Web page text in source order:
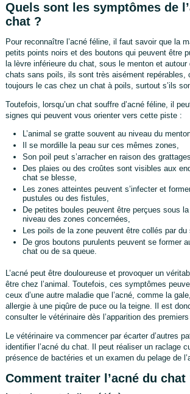
Quels sont les symptômes de
chat ?
Pour reconnaître l’acné féline, il faut savoir que la
petits points noirs et des boutons qui peuvent être
la lèvre inférieure du chat, sous le menton et
chats sans poils, ils sont très aisément repérables,
toujours le cas chez un chat à poils, surtout s’ils
Toutefois, lorsqu’un chat souffre d’acné féline, il
signes qui peuvent vous orienter vers cette piste :
L’animal se gratte souvent au niveau du
Il se mordille la peau sur ces mêmes zones,
Son poil peut s’arracher en raison des
Des plaies ou des croûtes sont visibles aux
chat se blesse,
Les zones atteintes peuvent s’infecter et
pustules ou des fistules,
De petites boules peuvent être perçues sous
niveau des zones concernées,
Les poils de la zone peuvent être collés par du
De gros boutons purulents peuvent se former
chat ou de sa queue.
L’acné peut être douloureuse et provoquer un
être chez l’animal. Toutefois, ces symptômes
ceux d’une autre maladie que l’acné, comme la
allergie à une piqûre de puce ou la teigne. Il est
consulter le vétérinaire dès l’apparition des
Le vétérinaire va commencer par écarter d’autres
identifier l’acné du chat. Il peut réaliser un raclage
présence de bactéries et un examen du pelage de
Comment traiter l’acné du chat